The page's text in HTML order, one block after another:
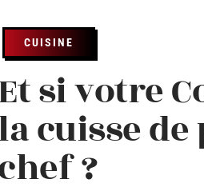
CUISINE
si votre
cuisse
?